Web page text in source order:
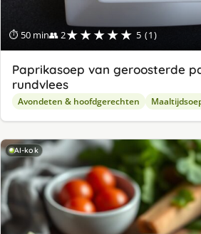
⏱ 50 min👥 2★★★★★ 5 (1)
Paprikasoep van geroosterde
rundvlees
Avondeten & hoofdgerechten
AI-kok